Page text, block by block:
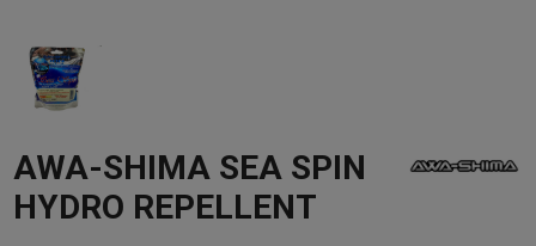
AWA-SHIMA SEA SPIN
HYDRO REPELLENT